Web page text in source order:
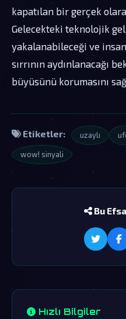
kapatılan bir gerçek
Gelecekteki teknolojik
yakalanabileceği ve
sırrının aydınlanacağı
büyüsünü korumasını
Etiketler: uzaylı
wow! sinyali
Bu
Hızlı Bilgiler